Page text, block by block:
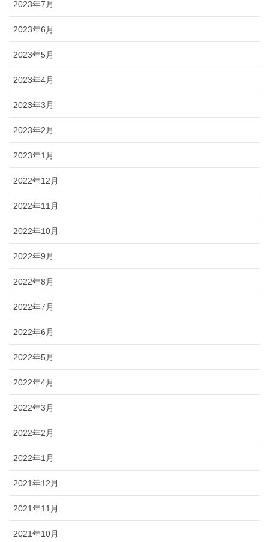
2023年7月
2023年6月
2023年5月
2023年4月
2023年3月
2023年2月
2023年1月
2022年12月
2022年11月
2022年10月
2022年9月
2022年8月
2022年7月
2022年6月
2022年5月
2022年4月
2022年3月
2022年2月
2022年1月
2021年12月
2021年11月
2021年10月